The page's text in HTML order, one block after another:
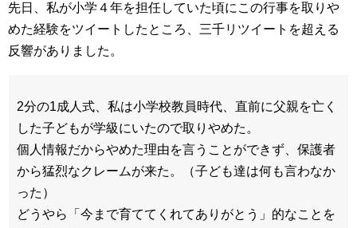
先日、私が小学４年を担任していた頃にこの行事を取りや
めた経験をツイートしたところ、三千リツイートを超える
反響がありました。
2分の1成人式、私は小学校教員時代、直前に父親を亡く
した子どもが学級にいたので取りやめた。
個人情報だからやめた理由を言うことができず、保護者
から猛烈なクレームが来た。（子ども達は何も言わなか
った）
どうやら「今まで育ててくれてありがとう」的なことを